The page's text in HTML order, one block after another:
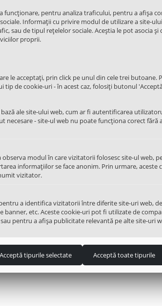
ADAUGATI IN COS
Gorenje
funcționare, pentru analiza traficului, pentru a afișa
Informații cu privire modul de utilizare a site-
sau de tipul rețelelor sociale. Aceștia le pot asocia
proprii.
le acceptați, prin click pe unul din cele trei butoane.
de cookie-uri - în acest caz, folosiți butonul
ale site-ului web, cum ar fi autentificarea
necesare - site-ul web nu poate funcționa corect fără
modul în care vizitatorii folosesc site-ul web,
informațiilor se face anonim. Prin urmare, aceste
vizitator.
a identifica vizitatorii între diferite site-uri web,
etc. Aceste cookie-uri pot fi utilizate de
pentru a afișa publicitate relevantă pe alte site-uri
Acceptă tipurile selectate Acceptă toate tipurile